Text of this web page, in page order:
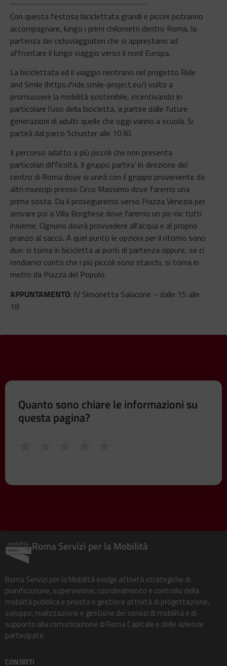
Con questa festosa biciclettata grandi e piccini potranno
accompagnare, lungo i primi chilometri dentro Roma, la
partenza dei cicloviaggiatori che si apprestano ad
affrontare il lungo viaggio verso il nord Europa.
La biciclettata ed il viaggio rientrano nel progetto Ride
and Smile (https://ride.smile-project.eu/) volto a
promuovere la mobilità sostenibile, incentivando in
particolare l’uso della bicicletta, a partire dalle future
generazioni di adulti: quelle che oggi vanno a scuola. Si
partirà dal parco Schuster alle 1030.
Il percorso adatto a più piccoli che non presenta
particolari difficoltà. Il gruppo partira’ in direzione del
centro di Roma dove si unirà con il gruppo proveniente da
altri municipi presso Circo Massimo dove faremo una
prima sosta. Da li proseguiremo verso Piazza Venezia per
arrivare poi a Villa Borghese dove faremo un pic-nic tutti
insieme. Ognuno dovrà provvedere all’acqua e al proprio
pranzo al sacco. A quel punto le opzioni per il ritorno sono
due: si torna in bicicletta ai punti di partenza oppure, se ci
rendiamo conto che i più piccoli sono stanchi, si torna in
metro da Piazza del Popolo.
APPUNTAMENTO: IV Simonetta Salacone – dalle 15 alle
18
Quanto sono chiare le informazioni su
questa pagina?
Roma Servizi per la Mobilità
Roma Servizi per la Mobilità svolge attività strategiche di
pianificazione, supervisione, coordinamento e controllo della
mobilità pubblica e privata e gestisce attività di progettazione,
sviluppo, realizzazione e gestione dei servizi di mobilità e di
supporto alla comunicazione di Roma Capitale e delle aziende
partecipate.
CONTATTI